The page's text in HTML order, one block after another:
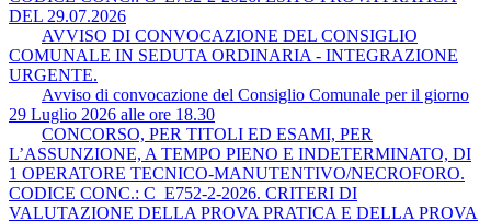
DEL 29.07.2026
AVVISO DI CONVOCAZIONE DEL CONSIGLIO
COMUNALE IN SEDUTA ORDINARIA - INTEGRAZIONE
URGENTE.
Avviso di convocazione del Consiglio Comunale per il giorno
29 Luglio 2026 alle ore 18.30
CONCORSO, PER TITOLI ED ESAMI, PER
L’ASSUNZIONE, A TEMPO PIENO E INDETERMINATO, DI
1 OPERATORE TECNICO-MANUTENTIVO/NECROFORO.
CODICE CONC.: C_E752-2-2026. CRITERI DI
VALUTAZIONE DELLA PROVA PRATICA E DELLA PROVA